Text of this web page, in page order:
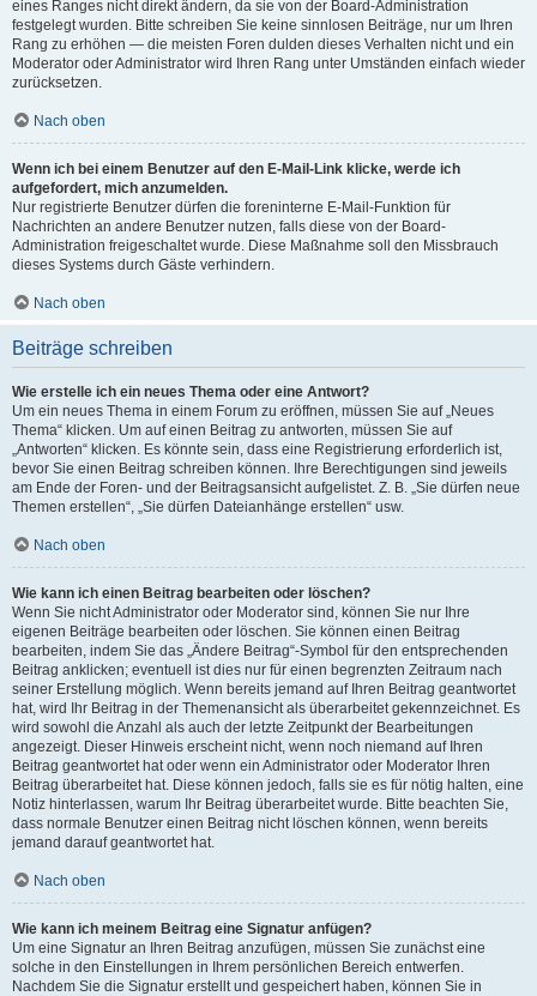
eines Ranges nicht direkt ändern, da sie von der Board-Administration
festgelegt wurden. Bitte schreiben Sie keine sinnlosen Beiträge, nur um Ihren
Rang zu erhöhen — die meisten Foren dulden dieses Verhalten nicht und ein
Moderator oder Administrator wird Ihren Rang unter Umständen einfach wieder
zurücksetzen.
Nach oben
Wenn ich bei einem Benutzer auf den E-Mail-Link klicke, werde ich
aufgefordert, mich anzumelden.
Nur registrierte Benutzer dürfen die foreninterne E-Mail-Funktion für
Nachrichten an andere Benutzer nutzen, falls diese von der Board-
Administration freigeschaltet wurde. Diese Maßnahme soll den Missbrauch
dieses Systems durch Gäste verhindern.
Nach oben
Beiträge schreiben
Wie erstelle ich ein neues Thema oder eine Antwort?
Um ein neues Thema in einem Forum zu eröffnen, müssen Sie auf „Neues
Thema“ klicken. Um auf einen Beitrag zu antworten, müssen Sie auf
„Antworten“ klicken. Es könnte sein, dass eine Registrierung erforderlich ist,
bevor Sie einen Beitrag schreiben können. Ihre Berechtigungen sind jeweils
am Ende der Foren- und der Beitragsansicht aufgelistet. Z. B. „Sie dürfen neue
Themen erstellen“, „Sie dürfen Dateianhänge erstellen“ usw.
Nach oben
Wie kann ich einen Beitrag bearbeiten oder löschen?
Wenn Sie nicht Administrator oder Moderator sind, können Sie nur Ihre
eigenen Beiträge bearbeiten oder löschen. Sie können einen Beitrag
bearbeiten, indem Sie das „Ändere Beitrag“-Symbol für den entsprechenden
Beitrag anklicken; eventuell ist dies nur für einen begrenzten Zeitraum nach
seiner Erstellung möglich. Wenn bereits jemand auf Ihren Beitrag geantwortet
hat, wird Ihr Beitrag in der Themenansicht als überarbeitet gekennzeichnet. Es
wird sowohl die Anzahl als auch der letzte Zeitpunkt der Bearbeitungen
angezeigt. Dieser Hinweis erscheint nicht, wenn noch niemand auf Ihren
Beitrag geantwortet hat oder wenn ein Administrator oder Moderator Ihren
Beitrag überarbeitet hat. Diese können jedoch, falls sie es für nötig halten, eine
Notiz hinterlassen, warum Ihr Beitrag überarbeitet wurde. Bitte beachten Sie,
dass normale Benutzer einen Beitrag nicht löschen können, wenn bereits
jemand darauf geantwortet hat.
Nach oben
Wie kann ich meinem Beitrag eine Signatur anfügen?
Um eine Signatur an Ihren Beitrag anzufügen, müssen Sie zunächst eine
solche in den Einstellungen in Ihrem persönlichen Bereich entwerfen.
Nachdem Sie die Signatur erstellt und gespeichert haben, können Sie in